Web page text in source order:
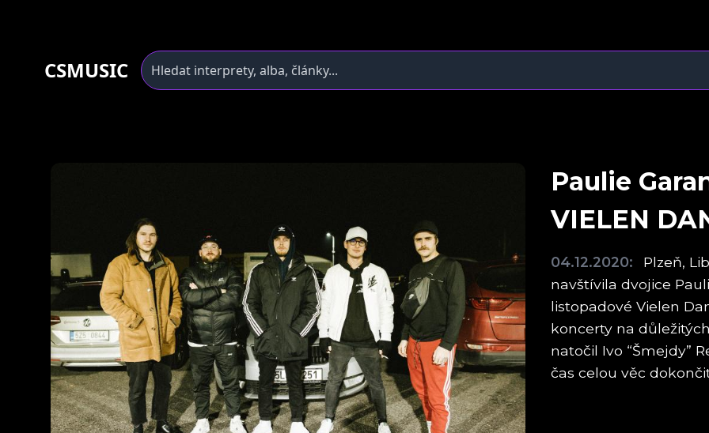
CSMUSIC
Paulie
VIELEN
04.12.2020:
Plzeň,
navštívila dvojice
listopadové Vielen
koncerty na
natočil Ivo “Šmejdy”
čas celou věc